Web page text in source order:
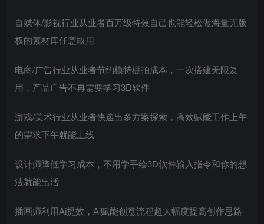
自媒体/影视行业从业者百万级特效自己也能轻松做海量无版
权的素材库任意取用
电商/广告行业从业者节约模特棚拍成本，一次搭建无限复
用，产品广告不再需要学习3D软件
游戏/美术行业从业者快速出多方案探索，高效赋能工作上午
的需求下午就能上线
设计师降低学习成本，不用学手绘3D软件输入指令和你的想
法就能出活
插画师利用Ai提效，Ai赋能创意流程超大幅度提高创作思路